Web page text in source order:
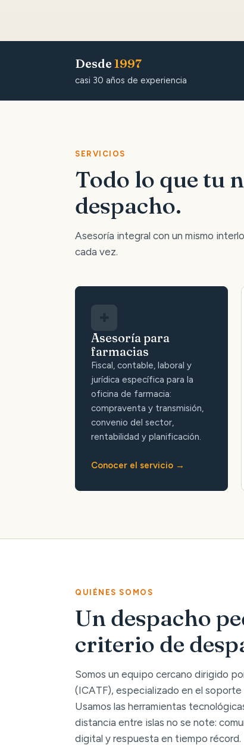
Desde 1997
casi 30 años de experiencia
SERVICIOS
Todo lo que tu
despacho.
Asesoría integral con un mismo
cada vez.
Asesoría para
farmacias
Fiscal, contable, laboral y
jurídica específica para la
oficina de farmacia:
compraventa y transmisión,
convenio del sector,
rentabilidad y planificación.
Conocer el servicio
QUIÉNES SOMOS
Un despacho
criterio de
Somos un equipo cercano dirigido
(ICATF), especializado en el
Usamos las herramientas
distancia entre islas no se note:
digital y respuesta en tiempo récord.